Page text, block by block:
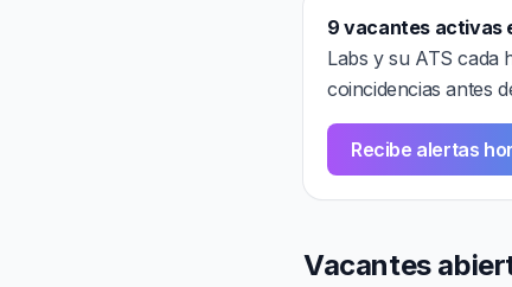
9 vacantes activas
Labs y su ATS cada
coincidencias antes
Recibe alertas
Vacantes